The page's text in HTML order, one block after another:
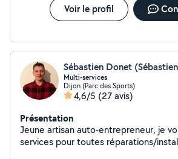
Toilettes Tuyauterie Bac de douche Vannes -
débouchage de canalisation 24/24
de métier, rénovation d'intérieur et
Voir le profil
Sébastien Donet
Multi-services
Dijon (Parc des Sports)
4,6/5 (27 avis)
Présentation
Jeune artisan auto-entrepreneur, je
services pour toutes réparations/